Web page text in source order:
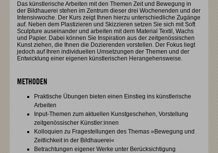
Das künstlerische Arbeiten mit den Themen Zeit und Bewegung in
der Bildhauerei stehen im Zentrum dieser drei Wochenenden und der
Intensivwoche. Der Kurs zeigt Ihnen hierzu unterschiedliche Zugänge
auf. Neben dem Plastizieren und Skizzieren setzen Sie sich mit Soft
Sculpture auseinander und arbeiten mit dem Material Textil, Wachs
und Papier. Dabei können Sie Inspiration aus der zeitgenössischen
Kunst ziehen, die Ihnen die Dozierenden vorstellen. Der Fokus liegt
jedoch auf Ihren individuellen Umsetzungen der Themen und der
Entwicklung einer eigenen künstlerischen Herangehensweise.
METHODEN
Praktische Übungen bieten einen Einstieg ins künstlerische
Arbeiten
Input-Themen zum aktuellen Kunstgeschehen, Vorstellung
zeitgenössischer Künstler:innen
Kolloquien zu Fragestellungen des Themas »Bewegung und
Zeitlichkeit in der Bildhauerei«
Betrachtungen eigener Werke unter Berücksichtigung